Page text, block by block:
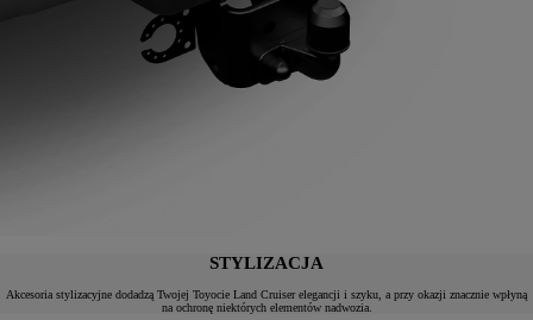
STYLIZACJA
Akcesoria stylizacyjne dodadzą Twojej Toyocie Land Cruiser elegancji i szyku, a przy okazji znacznie wpłyną
na ochronę niektórych elementów nadwozia.